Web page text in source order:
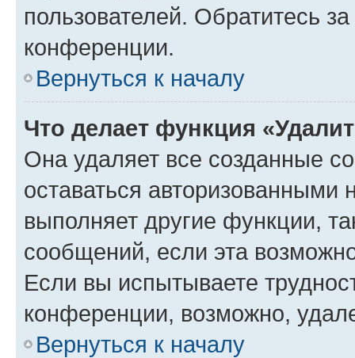
пользователей. Обратитесь
конференции.
Вернуться к началу
Что делает функция
Она удаляет все созданные
оставаться авторизованными
выполняет другие функции,
сообщений, если эта
Если вы испытываете
конференции, возможно,
Вернуться к началу